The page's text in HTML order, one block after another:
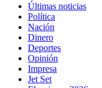
Últimas noticias
Política
Nación
Dinero
Deportes
Opinión
Impresa
Jet Set